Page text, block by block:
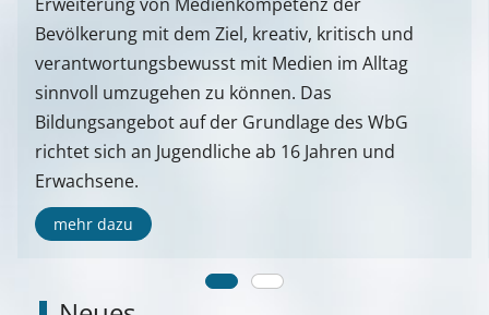
Bevölkerung mit dem Ziel, kreativ, kritisch und
verantwortungsbewusst mit Medien im Alltag
sinnvoll umzugehen zu können. Das
Bildungsangebot auf der Grundlage des WbG
richtet sich an Jugendliche ab 16 Jahren und
Erwachsene.
mehr dazu